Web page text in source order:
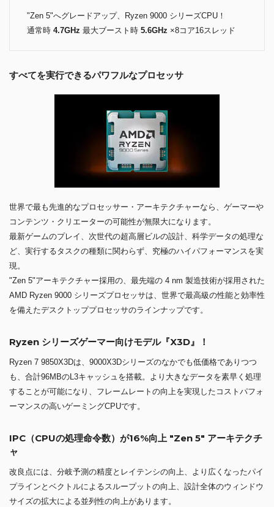
"Zen 5"へグレードアップ、Ryzen 9000 シリーズCPU！
通常時 4.7GHz 最大ブースト時 5.6GHz ×8コア16スレッド
すべてを実行できるパワフルなプロセッサ
世界で最も先進的なプロセッサー・アーキテクチャーなら、ゲーマーや
コンテンツ・クリエーターの可能性が無限大になります。
最新ゲームのプレイ、次世代の超高層ビルの設計、科学データの処理な
ど、実行するタスクの種類に関わらず、究極のハイパフォーマンスを実
現。
"Zen 5"アーキテクチャー採用の、最先端の 4 nm 製造技術が採用された
AMD Ryzen 9000 シリーズプロセッサは、世界で最高級の性能と効率性
を備えたデスクトッププロセッサのラインナップです。
Ryzen シリーズゲーマー向けモデル『X3D』！
Ryzen 7 9850X3Dは、9000X3Dシリーズのなかでも低価格でありつつ
も、合計96MBのL3キャッシュを搭載。より大きなデータを素早く処理
することが可能になり、フレームレートの向上を実現したコストパフォ
ーマンスの高いゲーミングCPUです。
IPC（CPUの処理命令数）が16%向上 "Zen 5" アーキテクチ
ャ
改良点には、分岐予測の精度とレイテンシの向上、より広くなったパイ
プラインとベクトルによるスループットの向上、設計全体のウィンドウ
サイズの拡大による並列性の向上があります。